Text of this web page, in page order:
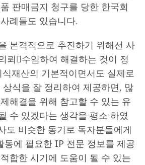
판매금지 청구를 당한 한국회
례들도 있습니다.
본격적으로 추진하기 위해선 사
뢰수임하여 해결하는 것이 정
재산의 기본적이면서도 실제로
식을 잘 정리하여 제공하면, 많
해결을 위해 참고할 수 있는 유
수 있겠다는 생각을 평소 하였
도 비슷한 동기로 독자분들에게
동에 필요한 IP 전문 정보를 제공
합한 시기에 도움이 될 수 있는